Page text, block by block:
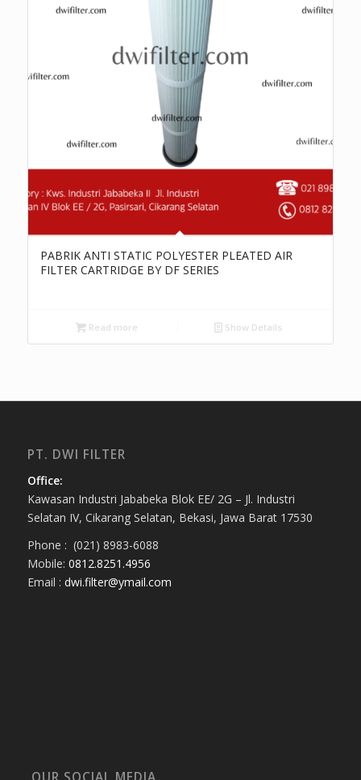
PABRIK ANTI STATIC POLYESTER PLEATED AIR
FILTER CARTRIDGE BY DF SERIES
Read more Show Details
PT. DWI FILTER
Office:
Kawasan Industri Jababeka Blok EE/ 2G – Jl. Industri
Selatan IV, Cikarang Selatan, Bekasi, Jawa Barat 17530
Phone : (021) 8983-6088
Mobile: 0812.8251.4956
Email : dwi.filter@ymail.com